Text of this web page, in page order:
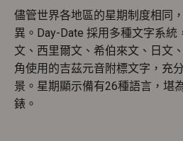
儘管世界各地區的星期制度相同
異。Day-Date 採用多種文字系統
文、西里爾文、希伯來文、日文
角使用的吉茲元音附標文字，充
景。星期顯示備有26種語言，堪
錶。